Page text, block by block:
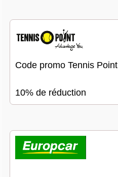
Code promo Tennis Point
10% de réduction